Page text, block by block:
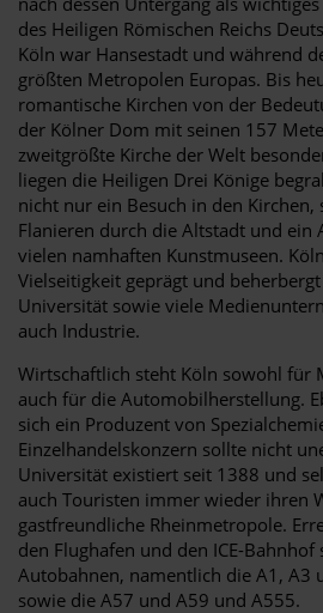
des Heiligen Römischen Reichs
Köln war Hansestadt und während
größten Metropolen Europas. Bis
romantische Kirchen von der
der Kölner Dom mit seinen 157
zweitgrößte Kirche der Welt
liegen die Heiligen Drei Könige
nicht nur ein Besuch in den Kirchen,
Flanieren durch die Altstadt und ein
vielen namhaften Kunstmuseen.
Vielseitigkeit geprägt und
Universität sowie viele
auch Industrie.
Wirtschaftlich steht Köln sowohl für
auch für die Automobilherstellung.
sich ein Produzent von
Einzelhandelskonzern sollte nicht
Universität existiert seit 1388 und
auch Touristen immer wieder ihren
gastfreundliche Rheinmetropole.
den Flughafen und den ICE-
Autobahnen, namentlich die A1, A3
sowie die A57 und A59 und A555.